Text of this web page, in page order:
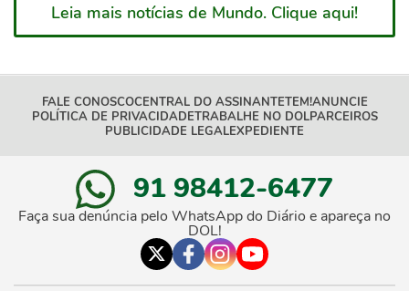
Leia mais notícias de Mundo. Clique aqui!
FALE CONOSCOCENTRAL DO ASSINANTETEM!ANUNCIE
POLÍTICA DE PRIVACIDADETRABALHE NO DOLPARCEIROS
PUBLICIDADE LEGALEXPEDIENTE
91 98412-6477
Faça sua denúncia pelo WhatsApp do Diário e apareça no
DOL!